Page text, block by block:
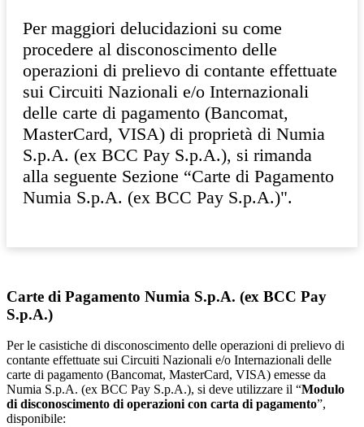
Per maggiori delucidazioni su come
procedere al disconoscimento delle
operazioni di prelievo di contante effettuate
sui Circuiti Nazionali e/o Internazionali
delle carte di pagamento (Bancomat,
MasterCard, VISA) di proprietà di Numia
S.p.A. (ex BCC Pay S.p.A.), si rimanda
alla seguente Sezione “Carte di Pagamento
Numia S.p.A. (ex BCC Pay S.p.A.)".
Carte di Pagamento Numia S.p.A. (ex BCC Pay
S.p.A.)
Per le casistiche di disconoscimento delle operazioni di prelievo di
contante effettuate sui Circuiti Nazionali e/o Internazionali delle
carte di pagamento (Bancomat, MasterCard, VISA) emesse da
Numia S.p.A. (ex BCC Pay S.p.A.), si deve utilizzare il “Modulo
di disconoscimento di operazioni con carta di pagamento”,
disponibile: